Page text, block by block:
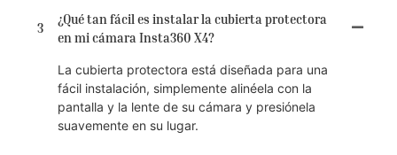
3
¿Qué tan fácil es instalar la cubierta protectora
en mi cámara Insta360 X4?
La cubierta protectora está diseñada para una
fácil instalación, simplemente alinéela con la
pantalla y la lente de su cámara y presiónela
suavemente en su lugar.